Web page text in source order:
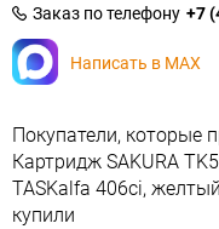
Заказ по телефону +7
Написать в MAX
Покупатели, которые
Картридж SAKURA
TASKalfa 406ci,
купили